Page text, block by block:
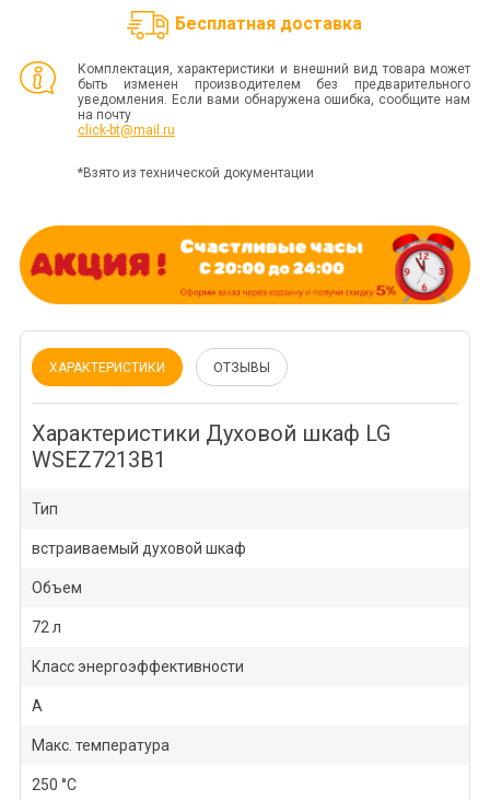
Бесплатная доставка
Комплектация, характеристики и внешний вид товара может
быть изменен производителем без предварительного
уведомления. Если вами обнаружена ошибка, сообщите нам
на почту
click-bt@mail.ru
*Взято из технической документации
ХАРАКТЕРИСТИКИ ОТЗЫВЫ
Характеристики Духовой шкаф LG
WSEZ7213B1
Тип
встраиваемый духовой шкаф
Объем
72 л
Класс энергоэффективности
A
Макс. температура
250 °С